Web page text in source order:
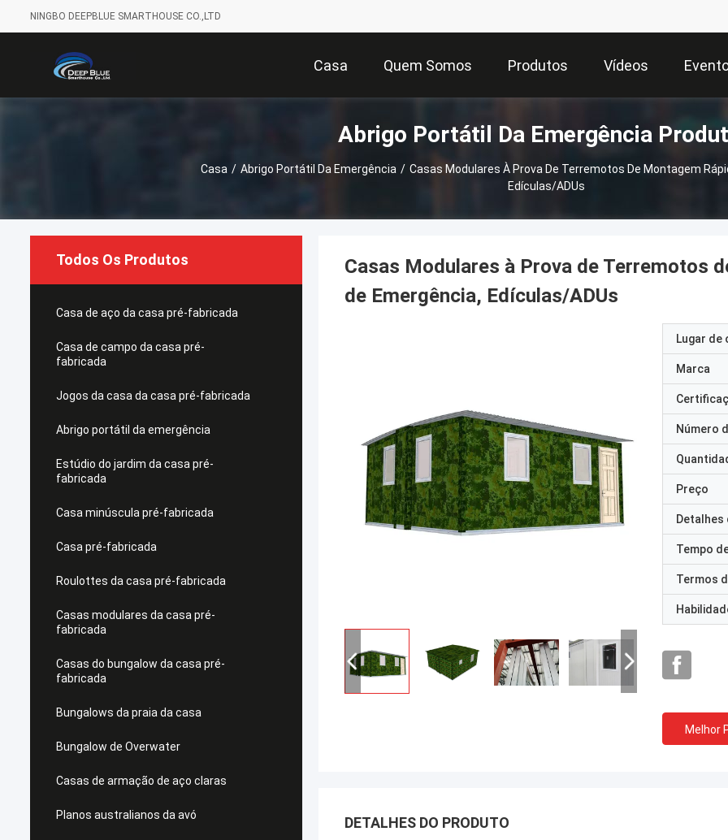
NINGBO DEEPBLUE SMARTHOUSE CO.,LTD
Casa Quem Somos Produtos Vídeos
Abrigo Portátil Da Emergência
Casa / Abrigo Portátil Da Emergência / Casas Modulares À Prova De Terremotos De Montagem
Edículas/ADUs
Todos Os Produtos
Casa de aço da casa pré-fabricada
Casa de campo da casa pré-
fabricada
Jogos da casa da casa pré-fabricada
Abrigo portátil da emergência
Estúdio do jardim da casa pré-
fabricada
Casa minúscula pré-fabricada
Casa pré-fabricada
Roulottes da casa pré-fabricada
Casas modulares da casa pré-
fabricada
Casas do bungalow da casa pré-
fabricada
Bungalows da praia da casa
Bungalow de Overwater
Casas de armação de aço claras
Planos australianos da avó
Casas Modulares à Prova de Terremotos
de Emergência, Edículas/ADUs
Lugar de
Marca
Número
Preço
Detalhes
Tempo
Termos
Melhor
DETALHES DO PRODUTO